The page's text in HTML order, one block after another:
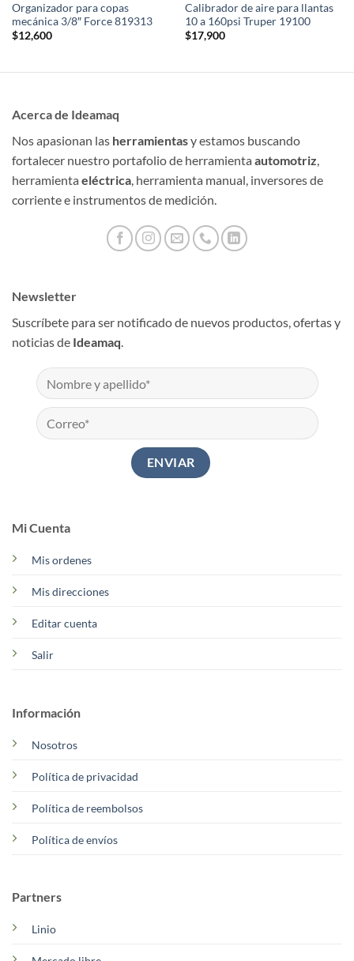
Organizador para copas
mecánica 3/8″ Force 819313
$12,600
Calibrador de aire para llantas
10 a 160psi Truper 19100
$17,900
Acerca de Ideamaq
Nos apasionan las herramientasy estamos buscando
fortalecer nuestro portafolio de herramienta automotriz
herramienta eléctrica , herramienta manual, inversores de
corriente e instrumentos de medición.
Mi Cuenta
Mis ordenes
Mis direcciones
Editar cuenta
Salir
Información
Nosotros
Política de privacidad
Política de reembolsos
Política de envíos
Partners
Linio
Newsletter
Suscríbete para ser notificado de nuevos productos, ofertas y
noticias de Ideamaq